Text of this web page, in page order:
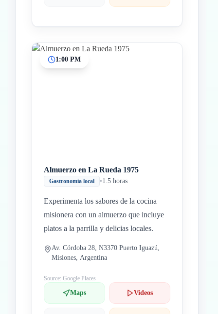
1:00 PM
Almuerzo en La Rueda 1975
Gastronomía local •1.5 horas
Experimenta los sabores de la cocina
misionera con un almuerzo que incluye
platos a la parrilla y delicias locales.
Av. Córdoba 28, N3370 Puerto Iguazú,
Misiones, Argentina
Source: Google Places
Maps Videos